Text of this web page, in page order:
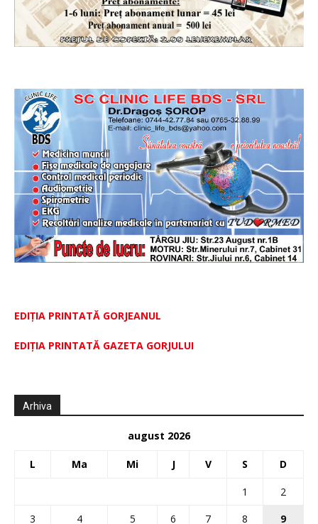
EDIȚIA PRINTATĂ GORJEANUL
EDIŢIA PRINTATĂ GAZETA GORJULUI
Arhiva
august 2026
L Ma Mi J V S D
1
2
3
4 5 6 7 8 9